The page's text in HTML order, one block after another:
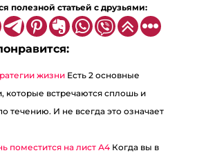
полезной статьей с друзьями:
жизни Есть 2 основные
которые встречаются сплошь и
течению. И не всегда это означает
поместится на лист А4 Когда вы в